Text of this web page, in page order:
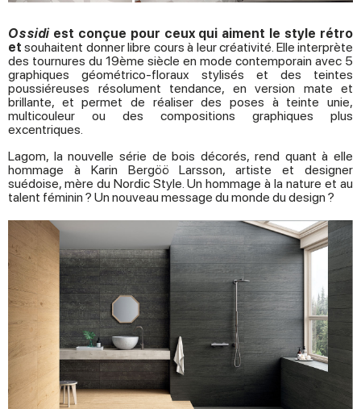
Ossidiest conçue pour ceux qui aiment le style rétro
etsouhaitent donner libre cours à leur créativité. Elle interprète
des tournures du 19ème siècle en mode contemporain avec 5
graphiques géométrico-floraux stylisés et des teintes
poussiéreuses résolument tendance, en version mate et
brillante, et permet de réaliser des poses à teinte unie,
multicouleur ou des compositions graphiques plus
excentriques.
Lagom, la nouvelle série de bois décorés, rend quant à elle
hommage à Karin Bergöö Larsson, artiste et designer
suédoise, mère du Nordic Style. Un hommage à la nature et au
talent féminin ? Un nouveau message du monde du design ?